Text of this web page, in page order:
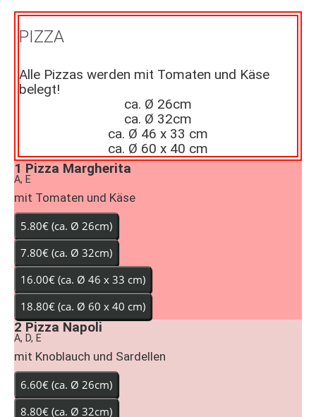
PIZZA
Alle Pizzas werden mit Tomaten und Käse
belegt!
ca. Ø 26cm
ca. Ø 32cm
ca. Ø 46 x 33 cm
ca. Ø 60 x 40 cm
1 Pizza Margherita
A, E
mit Tomaten und Käse
2Pizza Napoli
A, D, E
mit Knoblauch und Sardellen